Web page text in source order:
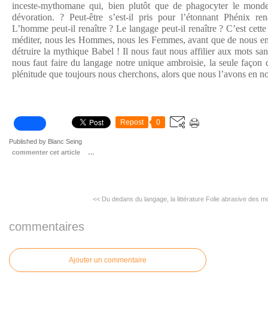
inceste-mythomane qui, bien plutôt que de phagocyter le
dévoration. ? Peut-être s’est-il pris pour l’étonnant Phénix
L’homme peut-il renaître ? Le langage peut-il renaître ? C’est
méditer, nous les Hommes, nous les Femmes, avant que de nous
détruire la mythique Babel ! Il nous faut nous affilier aux mots
nous faut faire du langage notre unique ambroisie, la seule façon
plénitude que toujours nous cherchons, alors que nous l’avons en
Repost 0
Published by Blanc Seing
commenter cet article
…
<< Du dedans du langage, la littérature Folie abrasive des
commentaires
Ajouter un commentaire